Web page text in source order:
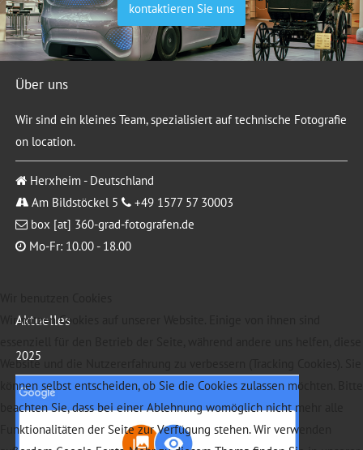
kontaktieren Sie uns
Über uns
Wir sind ein kleines Team, spezialisiert auf technische Fotografie
on location.
Herxheim - Deutschland
Am Bildstöckel 5
+49 1577 57 30003
box [at] 360-grad-fotografen.de
Mo-Fr: 10.00 - 18.00
Aktuelles
2025
Wir nutzen Cookies auf unserer Website. Einige von ihnen sind
Website und die Nutzererfahrung zu verbessern (Tracking Cookies). Sie
können selbst entscheiden, ob Sie die Cookies zulassen möchten. Bitte
beachten Sie, dass bei einer Ablehnung womöglich nicht mehr alle
Funktionalitäten der Seite zur Verfügung stehen. Wir verwenden